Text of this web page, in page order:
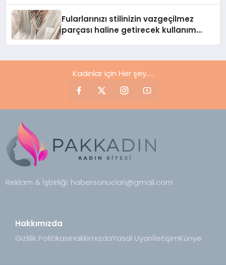
Fularlarınızı stilinizin vazgeçilmez
parçası haline getirecek kullanım
Kadınlar için Her şey.....
Reklam & İşbirliği: habersonuclari@gmail.com
Hakkımızda
Gizlilik PolitikasıHakkımızdaYasal UyarıİletişimKünye